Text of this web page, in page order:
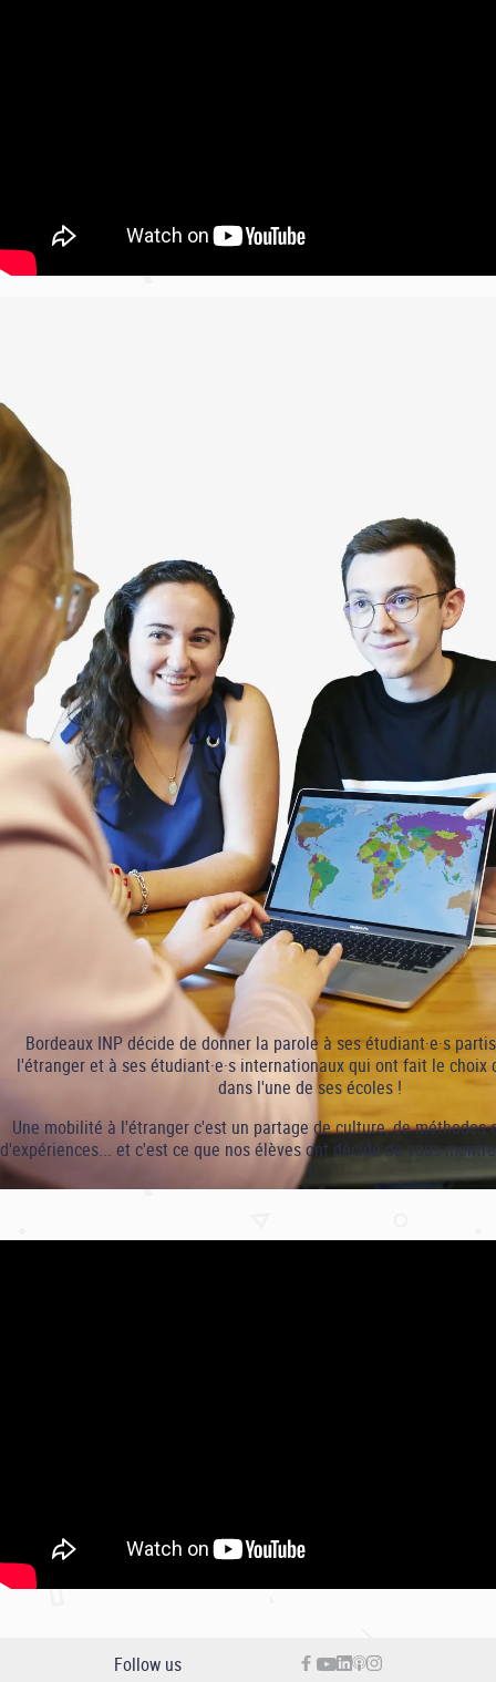
Bordeaux INP décide de donner la parole à ses étudiant·e·s
l'étranger et à ses étudiant·e·s internationaux qui ont fait le choix
dans l'une de ses écoles !
Une mobilité à l'étranger c'est un partage de culture, de méthodes
d'expériences... et c'est ce que nos élèves ont décidé de vous
!
Follow us